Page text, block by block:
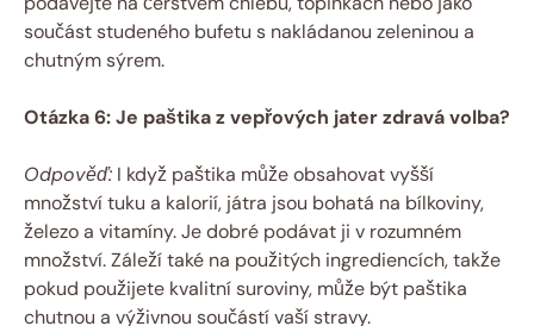
součást studeného bufetu s nakládanou zeleninou a
chutným sýrem.
Otázka 6: Je paštika z vepřových jater zdravá volba?
Odpověď: I když paštika může obsahovat vyšší
množství tuku a kalorií, játra jsou bohatá na bílkoviny,
železo a vitamíny. Je dobré podávat ji v rozumném
množství. Záleží také na použitých ingrediencích, takže
pokud použijete kvalitní suroviny, může být paštika
chutnou a výživnou součástí vaší stravy.